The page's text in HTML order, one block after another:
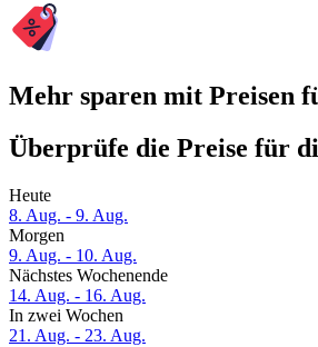
Mehr sparen mit Preisen
Überprüfe die Preise für
Heute
8. Aug. - 9. Aug.
Morgen
9. Aug. - 10. Aug.
Nächstes Wochenende
14. Aug. - 16. Aug.
In zwei Wochen
21. Aug. - 23. Aug.